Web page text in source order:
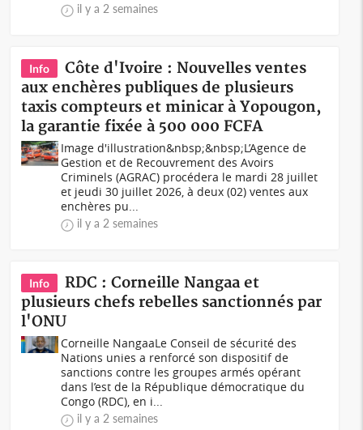
il y a 2 semaines
Info
Côte d'Ivoire : Nouvelles ventes
aux enchères publiques de plusieurs
taxis compteurs et minicar à Yopougon,
la garantie fixée à 500 000 FCFA
Image d'illustration&nbsp;&nbsp;L’Agence de
Gestion et de Recouvrement des Avoirs
Criminels (AGRAC) procédera le mardi 28 juillet
et jeudi 30 juillet 2026, à deux (02) ventes aux
enchères pu...
il y a 2 semaines
Info
RDC : Corneille Nangaa et
plusieurs chefs rebelles sanctionnés par
l'ONU
Corneille NangaaLe Conseil de sécurité des
Nations unies a renforcé son dispositif de
sanctions contre les groupes armés opérant
dans l’est de la République démocratique du
Congo (RDC), en i...
il y a 2 semaines